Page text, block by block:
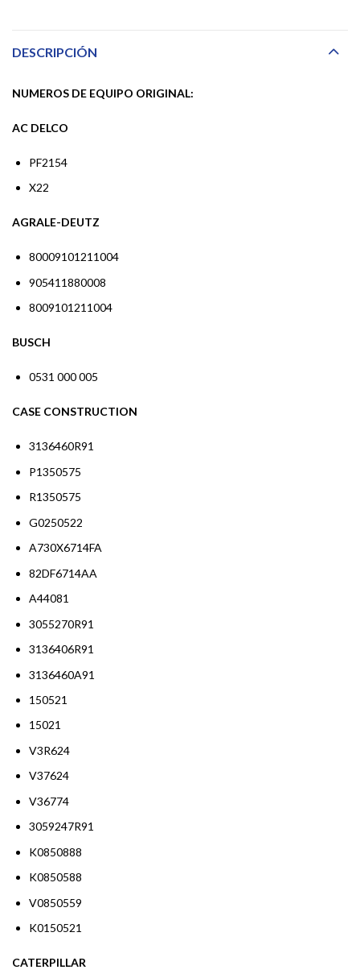
DESCRIPCIÓN
NUMEROS DE EQUIPO ORIGINAL:
AC DELCO
PF2154
X22
AGRALE-DEUTZ
80009101211004
905411880008
8009101211004
BUSCH
0531 000 005
CASE CONSTRUCTION
3136460R91
P1350575
R1350575
G0250522
A730X6714FA
82DF6714AA
A44081
3055270R91
3136406R91
3136460A91
150521
15021
V3R624
V37624
V36774
3059247R91
K0850888
K0850588
V0850559
K0150521
CATERPILLAR